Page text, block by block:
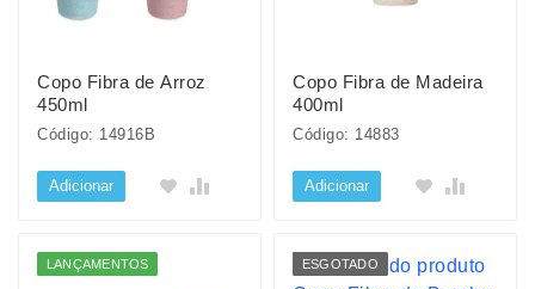
Copo Fibra de Arroz
450ml
Código: 14916B
Adicionar
Copo Fibra de Madeira
400ml
Código: 14883
Adicionar
LANÇAMENTOS ESGOTADO